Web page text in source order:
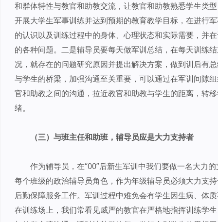
和群体特性与教官和助教交流，让教官和助教熟悉学生类
开展大学生军事训练并达到预期的教育教学目标，在进行
的认识以及训练过程中的身体、心理状态和实际需要，并
的各种问题。二是辅导员要每天做军训总结，在每天训练
况，就存在的问题研究原因并提出解决方案，做到训后有
与学生的桥梁，加强沟通至关重要，可以通过在军训间隙
官和助教之间的沟通，拉近教官和助教与学生的距离，转
绪。
（三）与班主任和助班，辅导员应是大力支持者
作为辅导员，在“00”后新生军训中我们要做一名大力
每个班级的政治辅导员角色，作为年级辅导员必须大力支
后勤保障服务工作。军训过程中难免会有学生因生病、体
在训练场上，我们常看见威严的教官在严格地指挥训练学